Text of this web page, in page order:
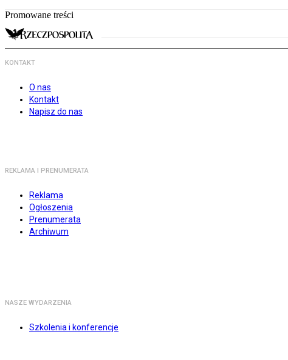
Promowane treści
KONTAKT
O nas
Kontakt
Napisz do nas
REKLAMA I PRENUMERATA
Reklama
Ogłoszenia
Prenumerata
Archiwum
NASZE WYDARZENIA
Szkolenia i konferencje